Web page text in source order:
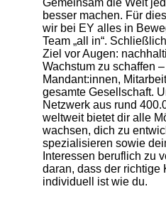
Gemeinsam die Welt
besser machen. Für
wir bei EY alles in
Team „all in“.
Ziel vor Augen:
Wachstum zu schaffen
Mandant:innen,
gesamte Gesellschaft.
Netzwerk aus rund
weltweit bietet dir alle
wachsen, dich zu
spezialisieren sowie
Interessen beruflich zu
daran, dass der richtige
individuell ist wie du.